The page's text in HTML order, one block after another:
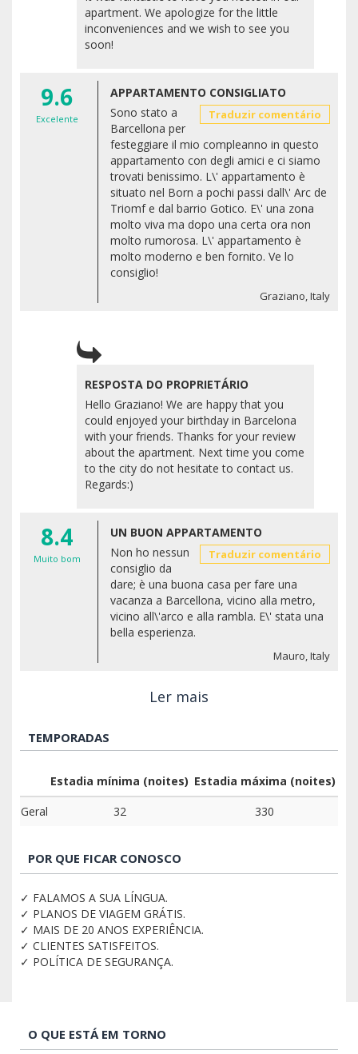
apartment. We apologize for the little
inconveniences and we wish to see you
soon!
9.6
Excelente
APPARTAMENTO CONSIGLIATO
Traduzir comentário
Sono stato a
Barcellona per
festeggiare il mio compleanno in questo
appartamento con degli amici e ci siamo
trovati benissimo. L\' appartamento è
situato nel Born a pochi passi dall\' Arc de
Triomf e dal barrio Gotico. E\' una zona
molto viva ma dopo una certa ora non
molto rumorosa. L\' appartamento è
molto moderno e ben fornito. Ve lo
consiglio!
Graziano, Italy
RESPOSTA DO PROPRIETÁRIO
Hello Graziano! We are happy that you
could enjoyed your birthday in Barcelona
with your friends. Thanks for your review
about the apartment. Next time you come
to the city do not hesitate to contact us.
Regards:)
8.4
Muito bom
UN BUON APPARTAMENTO
Traduzir comentário
Non ho nessun
consiglio da
dare; è una buona casa per fare una
vacanza a Barcellona, vicino alla metro,
vicino all\'arco e alla rambla. E\' stata una
bella esperienza.
Mauro, Italy
Ler mais
TEMPORADAS
Estadia mínima (noites) Estadia máxima (noites)
Geral
32 330
POR QUE FICAR CONOSCO
✓ FALAMOS A SUA LÍNGUA.
✓ PLANOS DE VIAGEM GRÁTIS.
✓ MAIS DE 20 ANOS EXPERIÊNCIA.
✓ CLIENTES SATISFEITOS.
✓ POLÍTICA DE SEGURANÇA.
O QUE ESTÁ EM TORNO